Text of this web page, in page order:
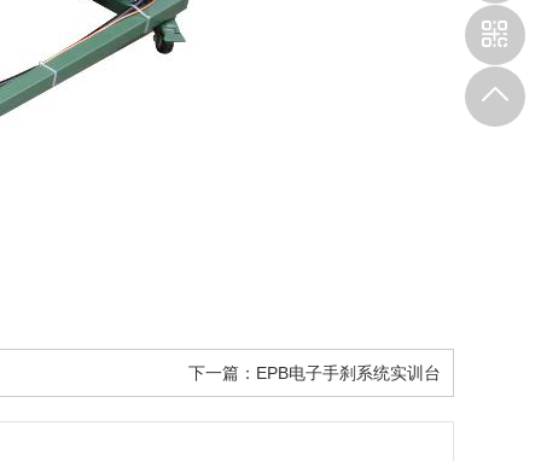
下一篇： EPB电子手刹系统实训台